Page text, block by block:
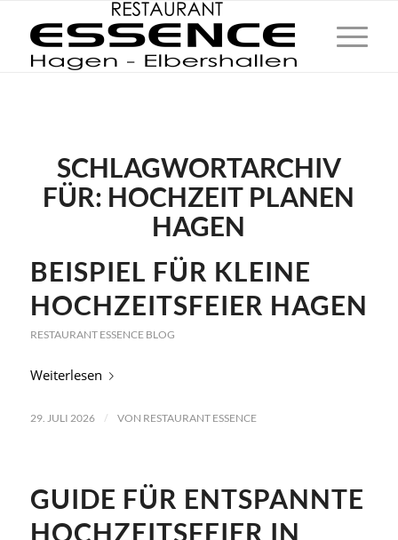
SCHLAGWORTARCHIV
FÜR: HOCHZEIT PLANEN
HAGEN
BEISPIEL FÜR KLEINE
HOCHZEITSFEIER HAGEN
RESTAURANT ESSENCE BLOG
Weiterlesen
29. JULI 2026 / VON RESTAURANT ESSENCE
GUIDE FÜR ENTSPANNTE
HOCHZEITSFEIER IN